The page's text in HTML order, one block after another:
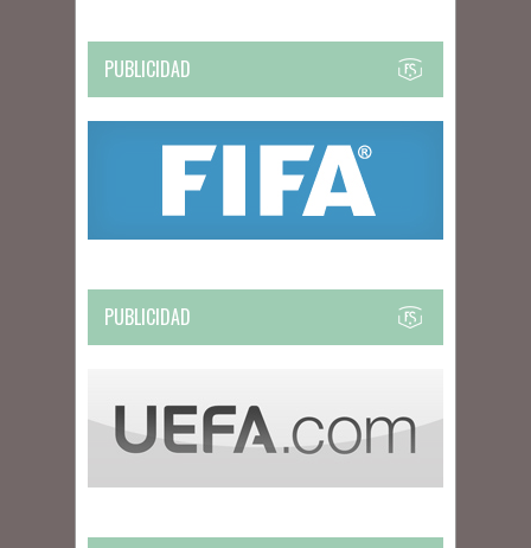
PUBLICIDAD
PUBLICIDAD